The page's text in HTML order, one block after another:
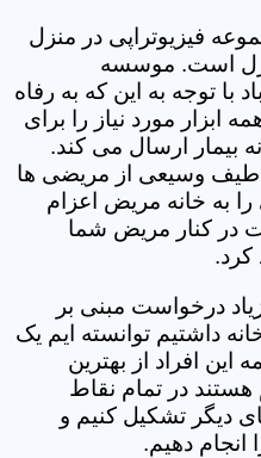
فیزیوتراپی در منزل
است. موسسه
با توجه به این که به رفاه
ابزار مورد نیاز را برای
بیمار ارسال می کند.
وسیعی از مریضی ها
را به خانه مریض اعزام
در کنار مریض شما
کرد.
درخواست مبنی بر
داشتیم توانسته ایم یک
افراد از بهترین
هستند در تمام نقاط
دیگر تشکیل کنیم و
انجام دهیم.